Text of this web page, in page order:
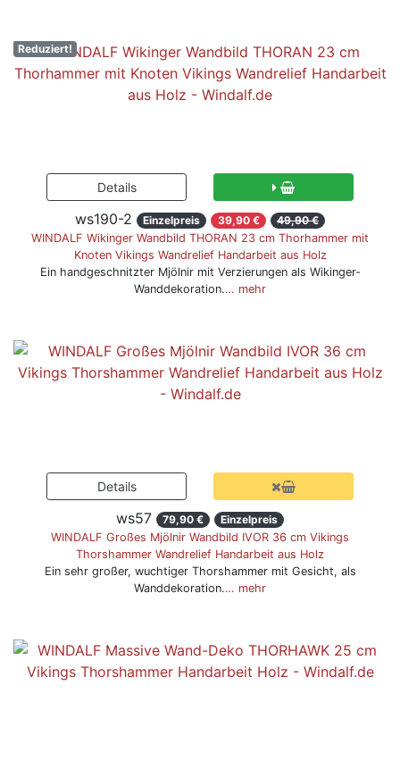
Reduziert!
ws190-2 Einzelpreis 39,90 €
49,90 €
WINDALF Wikinger Wandbild THORAN 23 cm Thorhammer mit
Knoten Vikings Wandrelief Handarbeit aus Holz
Ein handgeschnitzter Mjölnir mit Verzierungen als Wikinger-
Wanddekoration.… mehr
ws57 79,90 €
Einzelpreis
WINDALF Großes Mjölnir Wandbild IVOR 36 cm Vikings
Thorshammer Wandrelief Handarbeit aus Holz
Ein sehr großer, wuchtiger Thorshammer mit Gesicht, als
Wanddekoration.… mehr